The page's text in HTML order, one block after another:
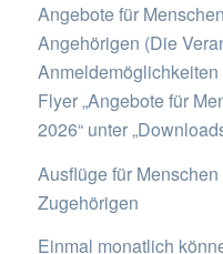
Angebote für
Angehörigen (Die
Flyer „Angebote für
2026“ unter
Ausflüge für
Zugehörigen
Einmal monatlich